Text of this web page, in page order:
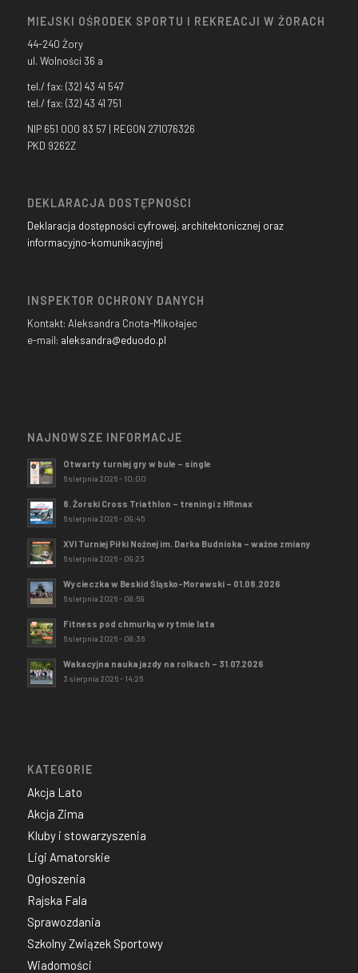
MIEJSKI OŚRODEK SPORTU I REKREACJI W ŻORACH
44-240 Żory
ul. Wolności 36 a
tel./ fax: (32) 43 41 547
tel./ fax: (32) 43 41 751
NIP 651 000 83 57 | REGON 271076326
PKD 9262Z
DEKLARACJA DOSTĘPNOŚCI
Deklaracja dostępności cyfrowej, architektonicznej oraz
informacyjno-komunikacyjnej
INSPEKTOR OCHRONY DANYCH
Kontakt: Aleksandra Cnota-Mikołajec
e-mail: aleksandra@eduodo.pl
NAJNOWSZE INFORMACJE
Otwarty turniej gry w bule – single
6 sierpnia 2026 - 10:00
8. Żorski Cross Triathlon – treningi z HRmax
6 sierpnia 2026 - 09:45
XVI Turniej Piłki Nożnej im. Darka Budnioka – ważne zmiany
6 sierpnia 2026 - 09:23
Wycieczka w Beskid Śląsko-Morawski – 01.08.2026
6 sierpnia 2026 - 08:59
Fitness pod chmurką w rytmie lata
6 sierpnia 2026 - 08:36
Wakacyjna nauka jazdy na rolkach – 31.07.2026
3 sierpnia 2026 - 14:26
KATEGORIE
Akcja Lato
Akcja Zima
Kluby i stowarzyszenia
Ligi Amatorskie
Ogłoszenia
Rajska Fala
Sprawozdania
Szkolny Związek Sportowy
Wiadomości